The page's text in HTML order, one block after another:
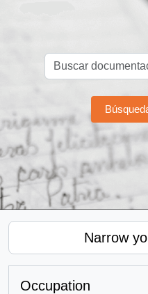
Narrow
Occupation